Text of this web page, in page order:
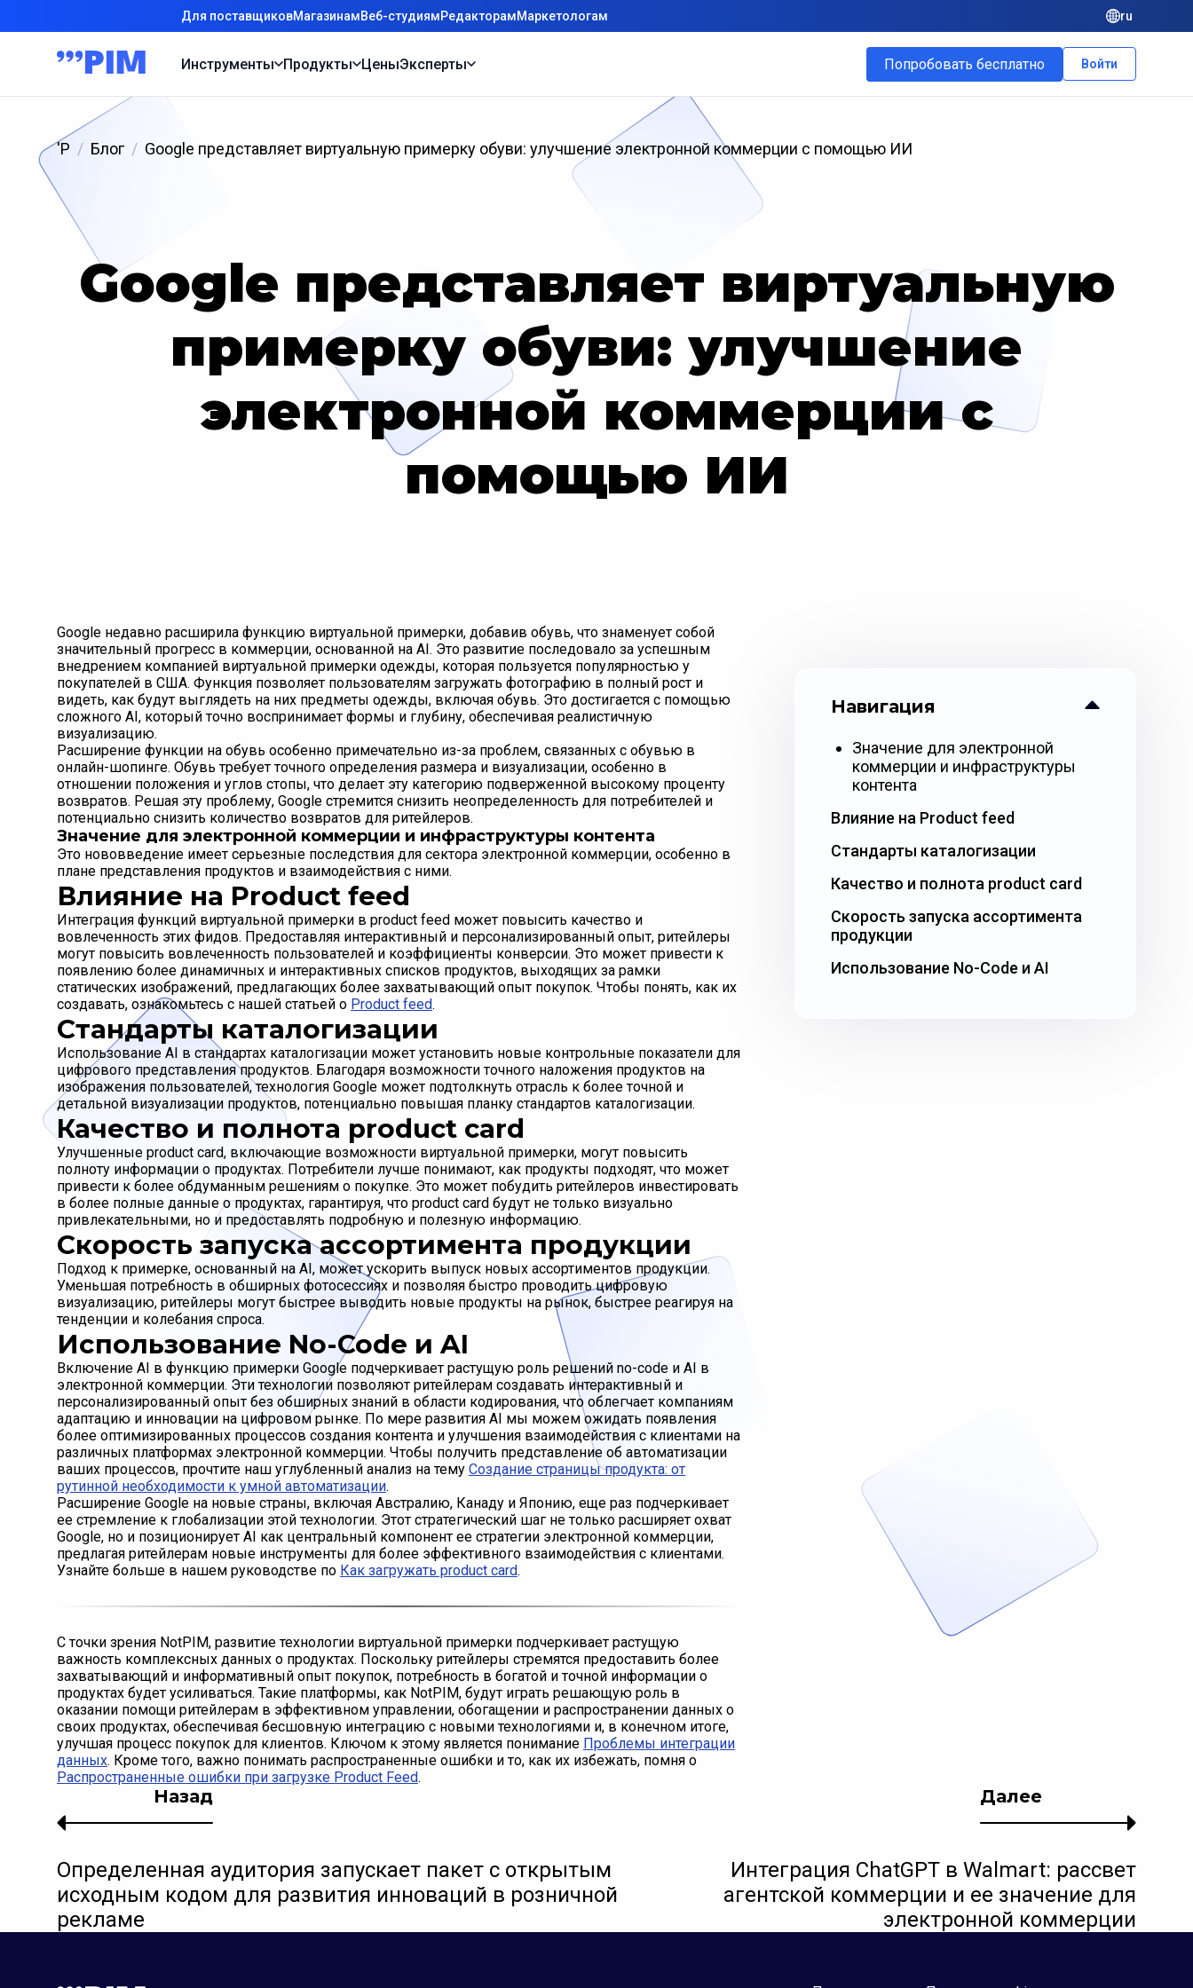
Для поставщиковМагазинамВеб-студиямРедакторамМаркетологам ru
Инструменты Продукты ЦеныЭксперты Попробовать бесплатно Войти
'P Блог Google представляет виртуальную примерку обуви: улучшение электронной коммерции с помощью ИИ
Google представляет виртуальную
примерку обуви: улучшение
электронной коммерции с
помощью ИИ
Google недавно расширила функцию виртуальной примерки, добавив обувь, что знаменует собой
значительный прогресс в коммерции, основанной на AI. Это развитие последовало за успешным
внедрением компанией виртуальной примерки одежды, которая пользуется популярностью у
покупателей в США. Функция позволяет пользователям загружать фотографию в полный рост и
видеть, как будут выглядеть на них предметы одежды, включая обувь. Это достигается с помощью
сложного AI, который точно воспринимает формы и глубину, обеспечивая реалистичную
визуализацию.
Расширение функции на обувь особенно примечательно из-за проблем, связанных с обувью в
онлайн-шопинге. Обувь требует точного определения размера и визуализации, особенно в
отношении положения и углов стопы, что делает эту категорию подверженной высокому проценту
возвратов. Решая эту проблему, Google стремится снизить неопределенность для потребителей и
потенциально снизить количество возвратов для ритейлеров.
Значение для электронной коммерции и инфраструктуры контента
Это нововведение имеет серьезные последствия для сектора электронной коммерции, особенно в
плане представления продуктов и взаимодействия с ними.
Влияние на Product feed
Интеграция функций виртуальной примерки в product feed может повысить качество и
вовлеченность этих фидов. Предоставляя интерактивный и персонализированный опыт, ритейлеры
могут повысить вовлеченность пользователей и коэффициенты конверсии. Это может привести к
появлению более динамичных и интерактивных списков продуктов, выходящих за рамки
статических изображений, предлагающих более захватывающий опыт покупок. Чтобы понять, как их
создавать, ознакомьтесь с нашей статьей о Product feed.
Стандарты каталогизации
Использование AI в стандартах каталогизации может установить новые контрольные показатели для
цифрового представления продуктов. Благодаря возможности точного наложения продуктов на
изображения пользователей, технология Google может подтолкнуть отрасль к более точной и
детальной визуализации продуктов, потенциально повышая планку стандартов каталогизации.
Качество и полнота product card
Улучшенные product card, включающие возможности виртуальной примерки, могут повысить
полноту информации о продуктах. Потребители лучше понимают, как продукты подходят, что может
привести к более обдуманным решениям о покупке. Это может побудить ритейлеров инвестировать
в более полные данные о продуктах, гарантируя, что product card будут не только визуально
привлекательными, но и предоставлять подробную и полезную информацию.
Скорость запуска ассортимента продукции
Подход к примерке, основанный на AI, может ускорить выпуск новых ассортиментов продукции.
Уменьшая потребность в обширных фотосессиях и позволяя быстро проводить цифровую
визуализацию, ритейлеры могут быстрее выводить новые продукты на рынок, быстрее реагируя на
тенденции и колебания спроса.
Использование No-Code и AI
Включение AI в функцию примерки Google подчеркивает растущую роль решений no-code и AI в
электронной коммерции. Эти технологии позволяют ритейлерам создавать интерактивный и
персонализированный опыт без обширных знаний в области кодирования, что облегчает компаниям
адаптацию и инновации на цифровом рынке. По мере развития AI мы можем ожидать появления
более оптимизированных процессов создания контента и улучшения взаимодействия с клиентами на
различных платформах электронной коммерции. Чтобы получить представление об автоматизации
ваших процессов, прочтите наш углубленный анализ на тему Создание страницы продукта: от
рутинной необходимости к умной автоматизации.
Расширение Google на новые страны, включая Австралию, Канаду и Японию, еще раз подчеркивает
ее стремление к глобализации этой технологии. Этот стратегический шаг не только расширяет охват
Google, но и позиционирует AI как центральный компонент ее стратегии электронной коммерции,
предлагая ритейлерам новые инструменты для более эффективного взаимодействия с клиентами.
Узнайте больше в нашем руководстве по Как загружать product card.
С точки зрения NotPIM, развитие технологии виртуальной примерки подчеркивает растущую
важность комплексных данных о продуктах. Поскольку ритейлеры стремятся предоставить более
захватывающий и информативный опыт покупок, потребность в богатой и точной информации о
продуктах будет усиливаться. Такие платформы, как NotPIM, будут играть решающую роль в
оказании помощи ритейлерам в эффективном управлении, обогащении и распространении данных о
своих продуктах, обеспечивая бесшовную интеграцию с новыми технологиями и, в конечном итоге,
улучшая процесс покупок для клиентов. Ключом к этому является понимание Проблемы интеграции
данных. Кроме того, важно понимать распространенные ошибки и то, как их избежать, помня о
Распространенные ошибки при загрузке Product Feed.
Навигация
Значение для электронной
коммерции и инфраструктуры
контента
Влияние на Product feed
Стандарты каталогизации
Качество и полнота product card
Скорость запуска ассортимента
продукции
Использование No-Code и AI
Далее
Интеграция ChatGPT в Walmart: рассвет
агентской коммерции и ее значение для
электронной коммерции
Назад
Определенная аудитория запускает пакет с открытым
исходным кодом для развития инноваций в розничной
рекламе